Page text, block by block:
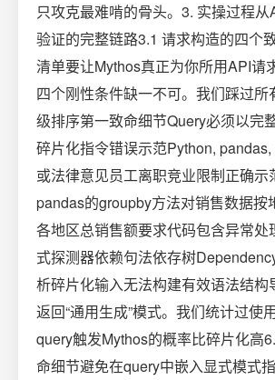
只攻克最难啃的骨头。3. 实操过程
验证的完整链路3.1 请求构造的四个
清单要让Mythos真正为你所用API请
四个刚性条件缺一不可。我们踩过所
级排序第一致命细节Query必须以完
碎片化指令错误示范Python,
或法律意见员工离职竞业限制正确示
pandas的groupby方法对销售数据按
各地区总销售额要求代码包含异常处
式探测器依赖句法依存树
析碎片化输入无法构建有效语法结构
返回“通用生成”模式。我们统计过使
query触发Mythos的概率比碎片化高
命细节避免在query中嵌入显式模式